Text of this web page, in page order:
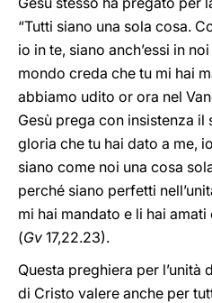
“Tutti siano una sola cosa.
io in te, siano anch’essi in
mondo creda che tu mi hai
abbiamo udito or ora nel
Gesù prega con insistenza il
gloria che tu hai dato a me,
siano come noi una cosa
perché siano perfetti
mi hai mandato e li hai
(Gv 17,22.23).
Questa preghiera per
di Cristo valere anche per